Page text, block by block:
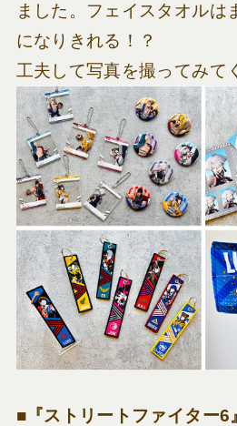
ました。フェイスタオルは
になりきれる！？
工夫して写真を撮ってみて
■『ストリートファイター6